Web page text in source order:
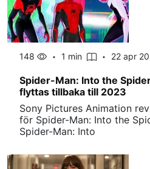
148 1 min 22 apr
Spider-Man: Into the
flyttas tillbaka till 2023
Sony Pictures Animation
för Spider-Man: Into the
Spider-Man: Into